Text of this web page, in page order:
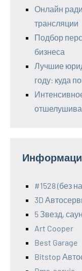
Онлайн
трансляции
Подбор
бизнеса
Лучшие
году: куда
#1528 (без
3D
5 Звезд,
Art Cooper
Best Garage
Bitstop